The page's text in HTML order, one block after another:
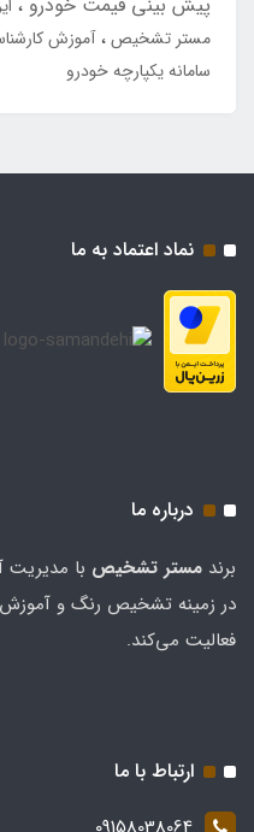
مستر تشخیص آموزش
سامانه یکپارچه خودرو
نماد اعتماد به ما
درباره ما
برند مستر تشخيص
در زمینه تشخیص رنگ و
فعالیت می‌کند.
ارتباط با ما